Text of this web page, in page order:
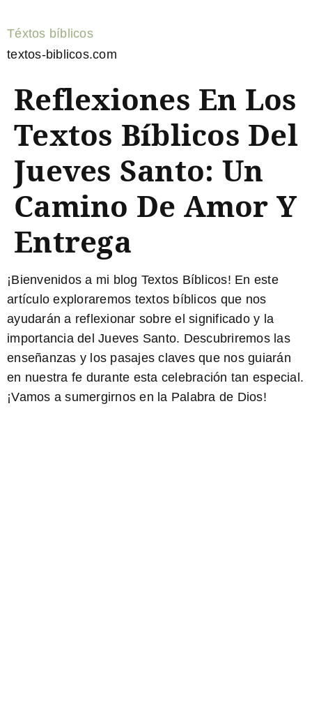
Téxtos bíblicos
textos-biblicos.com
Reflexiones En Los
Textos Bíblicos Del
Jueves Santo: Un
Camino De Amor Y
Entrega
¡Bienvenidos a mi blog Textos Bíblicos! En este
artículo exploraremos textos bíblicos que nos
ayudarán a reflexionar sobre el significado y la
importancia del Jueves Santo. Descubriremos las
enseñanzas y los pasajes claves que nos guiarán
en nuestra fe durante esta celebración tan especial.
¡Vamos a sumergirnos en la Palabra de Dios!